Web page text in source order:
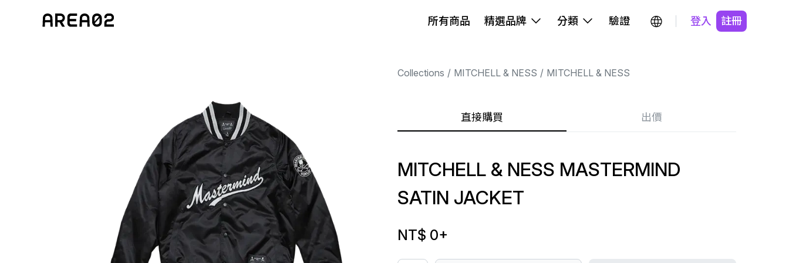
所有商品 精選品牌 分類 驗證 登入 註冊
Collections MITCHELL & NESS MITCHELL & NESS
直接購買 出價
MITCHELL & NESS MASTERMIND
SATIN JACKET
NT$ 0+